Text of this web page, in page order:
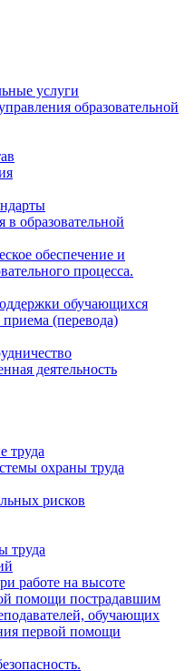
услуги
образовательной
образовательной
обеспечение и
процесса.
обучающихся
(перевода)
деятельность
труда
охраны труда
рисков
труда
работе на высоте
помощи пострадавшим
обучающих
первой помощи